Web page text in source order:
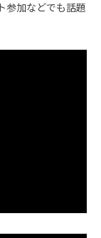
参加などでも話題